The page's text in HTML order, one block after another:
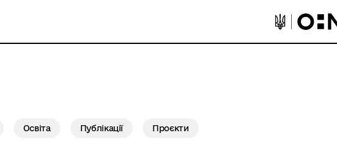
Освіта Публікації Проєкти